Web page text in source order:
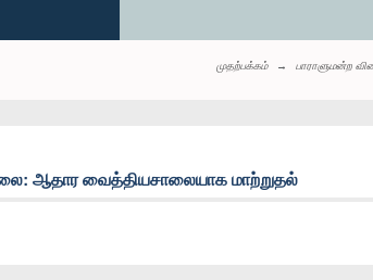
முதற்பக்கம் பாராளுமன்ற
ஆதார வைத்தியசாலையாக மாற்றுதல்